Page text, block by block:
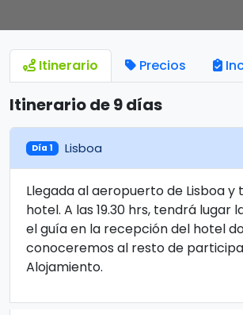
Itinerario Precios
Itinerario de 9 días
Día 1 Lisboa
Llegada al aeropuerto de Lisboa y
hotel. A las 19.30 hrs, tendrá lugar
el guía en la recepción del hotel
conoceremos al resto de
Alojamiento.